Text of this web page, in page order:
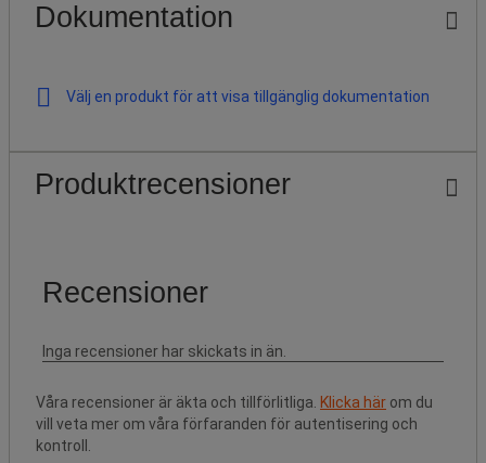
Dokumentation
Välj en produkt för att visa tillgänglig dokumentation
Produktrecensioner
Våra recensioner är äkta och tillförlitliga. Klicka här om du
vill veta mer om våra förfaranden för autentisering och
kontroll.